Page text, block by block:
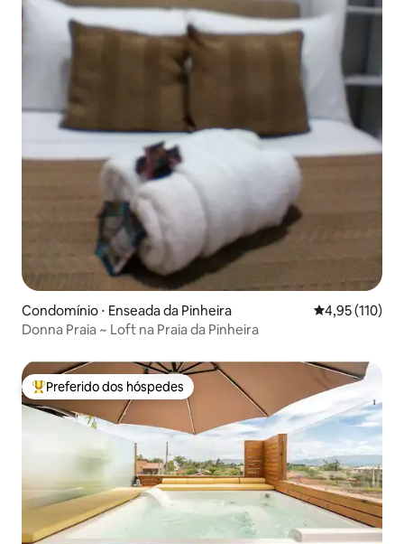
Condomínio ⋅ Enseada da Pinheira 4,95 de uma
4,95 (110)
Donna Praia ~ Loft na Praia da Pinheira
Entre os melhores preferidos dos hóspedes
Preferido dos hóspedes